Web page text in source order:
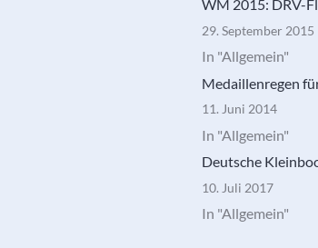
WM 2015: DRV-
29. September 2015
In "Allgemein"
Medaillenregen
11. Juni 2014
In "Allgemein"
Deutsche
10. Juli 2017
In "Allgemein"